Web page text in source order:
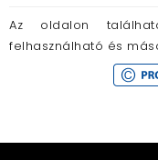
Az oldalon
felhasználható és